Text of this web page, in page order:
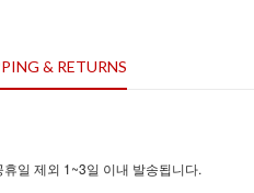
& RETURNS
일 제외 1~3일 이내 발송됩니다.